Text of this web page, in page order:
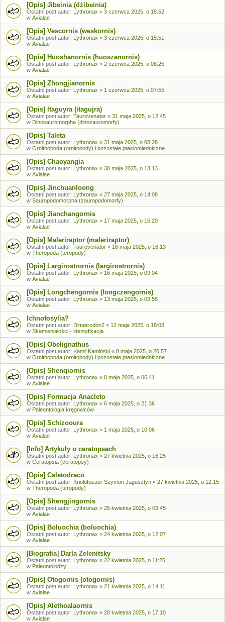
[Opis] Jibeinia (dżibeinia)
Ostatni post autor: Lythronax « 3 czerwca 2025, o 15:52
w Avialae
[Opis] Vescornis (weskornis)
Ostatni post autor: Lythronax « 3 czerwca 2025, o 15:51
w Avialae
[Opis] Huoshanornis (huoszanornis)
Ostatni post autor: Lythronax « 2 czerwca 2025, o 08:25
w Avialae
[Opis] Zhongjianornis
Ostatni post autor: Lythronax « 1 czerwca 2025, o 07:55
w Avialae
[Opis] Itaguyra (itagujra)
Ostatni post autor: Taurovenator « 31 maja 2025, o 12:45
w Dinosauromorpha (dinozauromorfy)
[Opis] Taleta
Ostatni post autor: Lythronax « 31 maja 2025, o 08:28
w Ornithopoda (ornitopody) i pozostałe ptasiomiedniczne
[Opis] Chaoyangia
Ostatni post autor: Lythronax « 30 maja 2025, o 13:13
w Avialae
[Opis] Jinchuanloong
Ostatni post autor: Lythronax « 27 maja 2025, o 14:08
w Sauropodomorpha (zauropodomorfy)
[Opis] Jianchangornis
Ostatni post autor: Lythronax « 17 maja 2025, o 15:20
w Avialae
[Opis] Maleriraptor (maleriraptor)
Ostatni post autor: Taurovenator « 16 maja 2025, o 16:13
w Theropoda (teropody)
[Opis] Largirostrornis (largirostrornis)
Ostatni post autor: Lythronax « 16 maja 2025, o 09:04
w Avialae
[Opis] Longchengornis (longczengornis)
Ostatni post autor: Lythronax « 13 maja 2025, o 09:58
w Avialae
Ichnofosylia?
Ostatni post autor: Dimetrodon2 « 12 maja 2025, o 18:08
w Skamieniałości - identyfikacja
[Opis] Obelignathus
Ostatni post autor: Kamil Kamiński « 8 maja 2025, o 20:57
w Ornithopoda (ornitopody) i pozostałe ptasiomiedniczne
[Opis] Shenqiornis
Ostatni post autor: Lythronax « 8 maja 2025, o 06:41
w Avialae
[Opis] Formacja Anacleto
Ostatni post autor: Lythronax « 6 maja 2025, o 21:36
w Paleontologia kręgowców
[Opis] Schizooura
Ostatni post autor: Lythronax « 1 maja 2025, o 10:06
w Avialae
[Info] Artykuły o ceratopsach
Ostatni post autor: Lythronax « 27 kwietnia 2025, o 16:25
w Ceratopsia (ceratopsy)
[Opis] Caletodraco
Ostatni post autor: Kriolofozaur Szymon Jagusztyn « 27 kwietnia 2025, o 12:15
w Theropoda (teropody)
[Opis] Shengjingornis
Ostatni post autor: Lythronax « 25 kwietnia 2025, o 09:45
w Avialae
[Opis] Boluochia (boluochia)
Ostatni post autor: Lythronax « 24 kwietnia 2025, o 12:07
w Avialae
[Biografia] Darla Zelenitsky
Ostatni post autor: Lythronax « 22 kwietnia 2025, o 11:25
w Paleontolodzy
[Opis] Otogornis (otogornis)
Ostatni post autor: Lythronax « 21 kwietnia 2025, o 14:11
w Avialae
[Opis] Alethoalaornis
Ostatni post autor: Lythronax « 20 kwietnia 2025, o 17:10
w Avialae